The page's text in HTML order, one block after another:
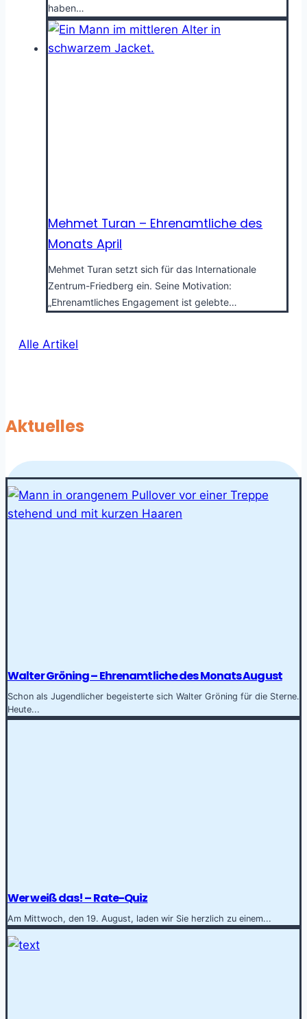
haben…
Mehmet Turan – Ehrenamtliche des
Monats April
Mehmet Turan setzt sich für das Internationale
Zentrum-Friedberg ein. Seine Motivation:
„Ehrenamtliches Engagement ist gelebte…
Alle Artikel
Aktuelles
Walter Gröning – Ehrenamtliche des Monats August
Schon als Jugendlicher begeisterte sich Walter Gröning für die Sterne.
Heute...
Wer weiß das! – Rate-Quiz
Am Mittwoch, den 19. August, laden wir Sie herzlich zu einem...